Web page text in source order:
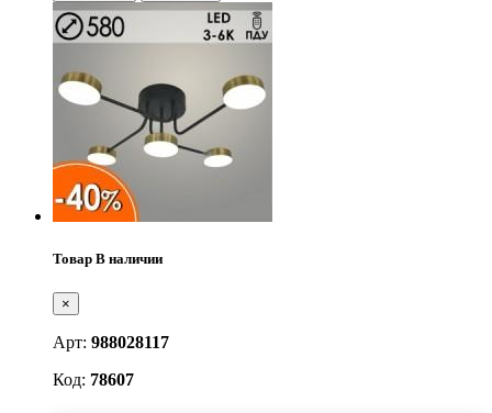
Товар В наличии
×
Арт: 988028117
Код: 78607